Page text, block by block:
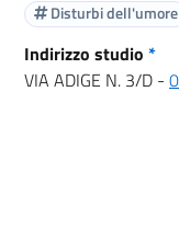
Disturbi dell'umore
Indirizzo studio *
VIA ADIGE N. 3/D -